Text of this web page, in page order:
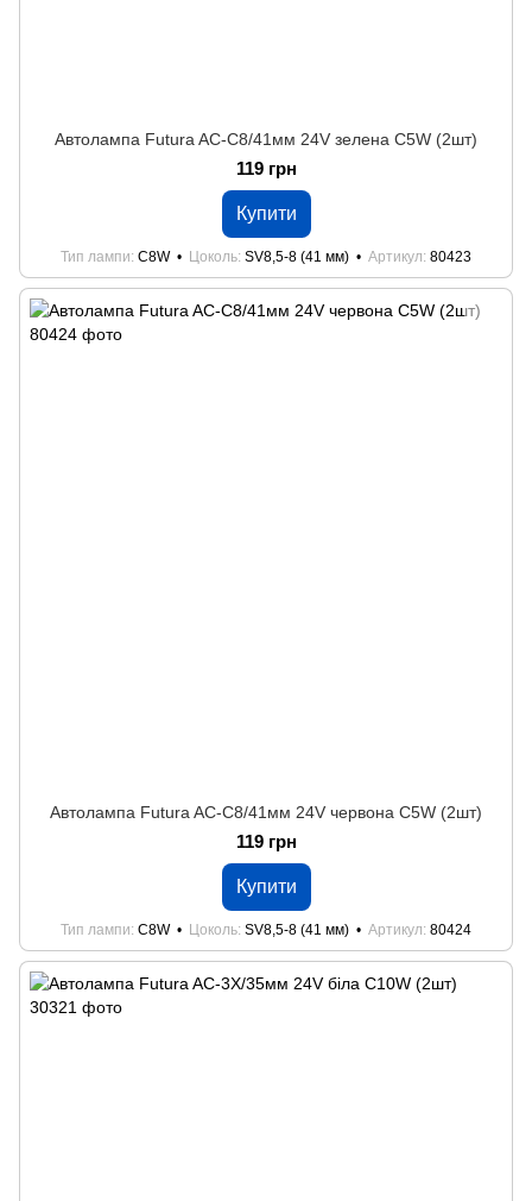
Автолампа Futura AC-C8/41мм 24V зелена C5W (2шт)
119 грн
Купити
Тип лампи C8W Цоколь SV8,5-8 (41 мм) Артикул 80423
Автолампа Futura AC-C8/41мм 24V червона C5W (2шт)
119 грн
Купити
Тип лампи C8W Цоколь SV8,5-8 (41 мм) Артикул 80424